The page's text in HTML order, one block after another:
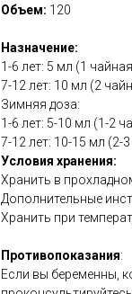
Объем: 120
Назначение:
1-6 лет: 5 мл (1
7-12 лет: 10 мл (2
Зимняя доза:
1-6 лет: 5-10 мл (1-2
7-12 лет: 10-15 мл (2-
Условия хранения:
Хранить в
Дополнительные
Хранить при
Противопоказания:
Если вы беременны,